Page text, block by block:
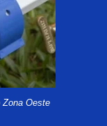
Zona Oeste